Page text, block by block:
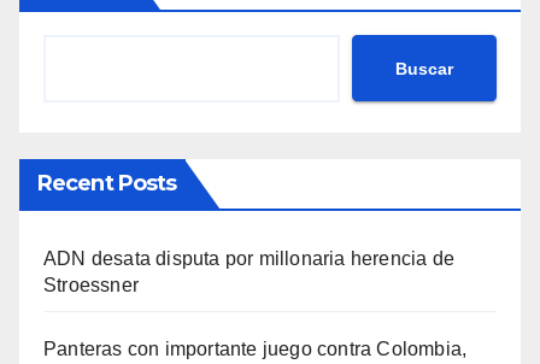
Buscar
Recent Posts
ADN desata disputa por millonaria herencia de
Stroessner
Panteras con importante juego contra Colombia,